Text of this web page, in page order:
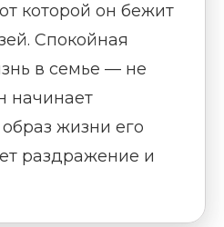
которой он бежит
Спокойная
в семье — не
начинает
образ жизни его
раздражение и